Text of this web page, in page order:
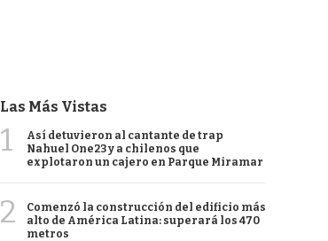
Las Más Vistas
1
Así detuvieron al cantante de trap
Nahuel One23 y a chilenos que
explotaron un cajero en Parque Miramar
2
Comenzó la construcción del edificio más
alto de América Latina: superará los 470
metros